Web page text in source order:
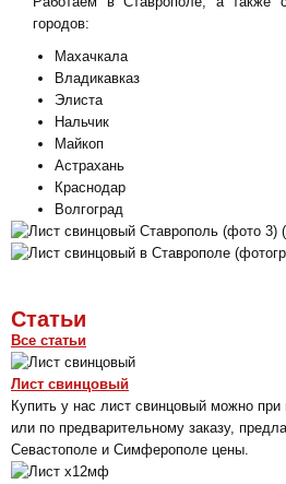
городов:
Махачкала
Владикавказ
Элиста
Нальчик
Майкоп
Астрахань
Краснодар
Волгоград
Статьи
Все статьи
Лист свинцовый
Купить у нас лист свинцовый можно
или по предварительному заказу,
Севастополе и Симферополе цены.